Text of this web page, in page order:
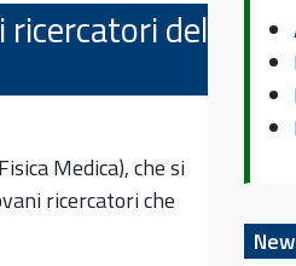
ricercatori del
Medica), che si
ricercatori che